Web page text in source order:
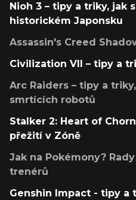
Nioh 3 – tipy a triky, jak
historickém Japonsku
Assassin's Creed
Civilization VII – tipy a
Arc Raiders – tipy a
smrtících robotů
Stalker 2: Heart of
přežití v Zóně
Jak na Pokémony?
trenérů
Genshin Impact - tipy a